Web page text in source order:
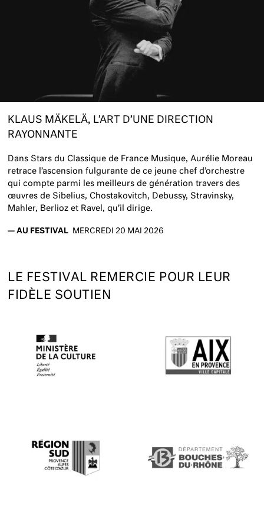
KLAUS MÄKELÄ, L’ART D’UNE DIRECTION
RAYONNANTE
Dans Stars du Classique de France Musique, Aurélie Moreau
retrace l’ascension fulgurante de ce jeune chef d’orchestre
qui compte parmi les meilleurs de génération travers des
œuvres de Sibelius, Chostakovitch, Debussy, Stravinsky,
Mahler, Berlioz et Ravel, qu’il dirige.
—AU FESTIVAL MERCREDI 20 MAI 2026
LE FESTIVAL REMERCIE POUR LEUR
FIDÈLE SOUTIEN